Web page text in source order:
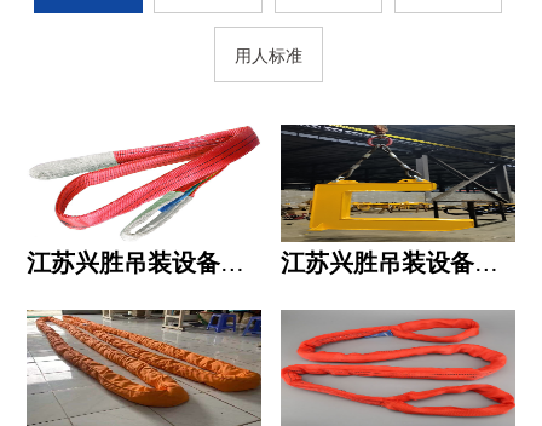
用人标准
江苏兴胜吊装设备有限公司的用人标准 江苏兴胜吊装设备有限公司的六大统一